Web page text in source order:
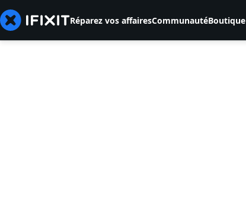
Réparez vos affairesCommunautéBoutique